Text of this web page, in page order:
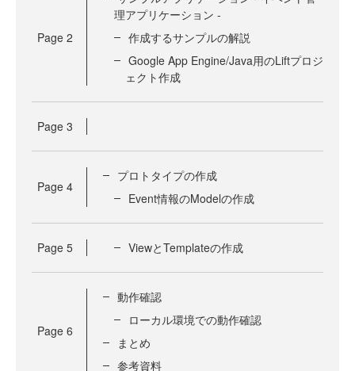
Page 2
理アプリケーション -
作成するサンプルの解説
Google App Engine/Java用のLiftプロジ
ェクト作成
Page 3
Page 4
プロトタイプの作成
Event情報のModelの作成
Page 5 ViewとTemplateの作成
Page 6
動作確認
ローカル環境での動作確認
まとめ
参考資料